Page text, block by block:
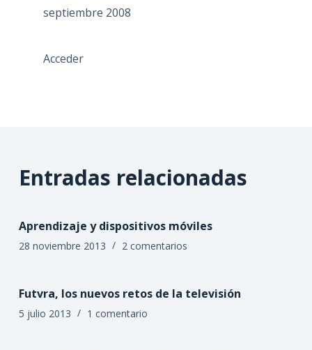
septiembre 2008
Acceder
Entradas relacionadas
Aprendizaje y dispositivos móviles
28 noviembre 2013 2 comentarios
Futvra, los nuevos retos de la televisión
5 julio 2013 1 comentario